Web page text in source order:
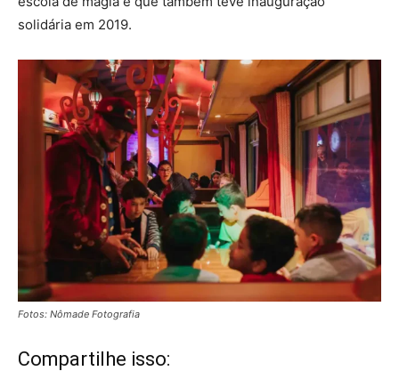
solidária em 2019.
Fotos: Nômade Fotografia
Compartilhe isso: